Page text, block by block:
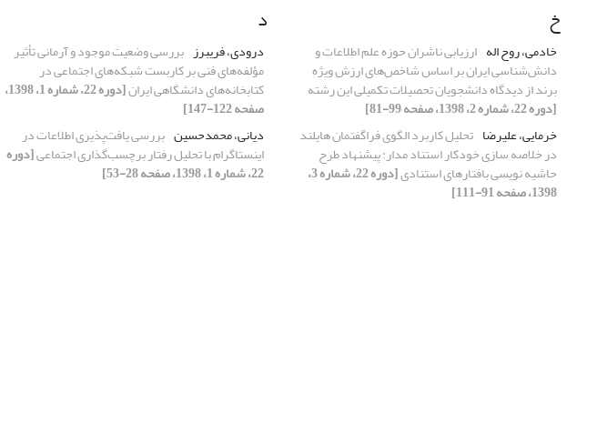
خ
خادمی، روح اله ارزیابی ناشران حوزه‌ علم اطلاعات و
دانش‌شناسی ایران بر اساس شاخص‌های ارزش ویژه‌
برند از دیدگاه دانشجویان تحصیلات تکمیلی این رشته
[دوره 22، شماره 2، 1398، صفحه 99-81]
خرمایی، علیرضا تحلیل کاربرد الگوی فراگفتمان هایلند
در خلاصه سازی خودکار استناد مدار: پیشنهاد طرح
حاشیه نویسی بافتارهای استنادی [دوره 22، شماره 3،
1398، صفحه 91-111]
د
درودی، فریبرز بررسی وضعیت موجود و آرمانی تأثیر
مؤلفه‌های فنی بر کاربست شبکه‌های اجتماعی در
کتابخانه‌های دانشگاهی ایران [دوره 22، شماره 1، 1398،
صفحه 122-147]
دیانی، محمدحسین بررسی یافت‌پذیری اطلاعات در
اینستاگرام با تحلیل رفتار برچسب‌گذاری اجتماعی[دوره
22، شماره 1، 1398، صفحه 28-53]